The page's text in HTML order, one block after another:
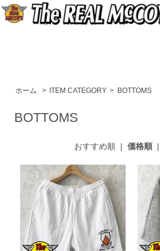
ホーム > ITEM CATEGORY > BOTTOMS
BOTTOMS
おすすめ順| 価格順|